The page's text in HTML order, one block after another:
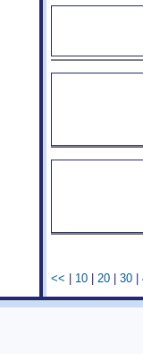
<< 10 20 30